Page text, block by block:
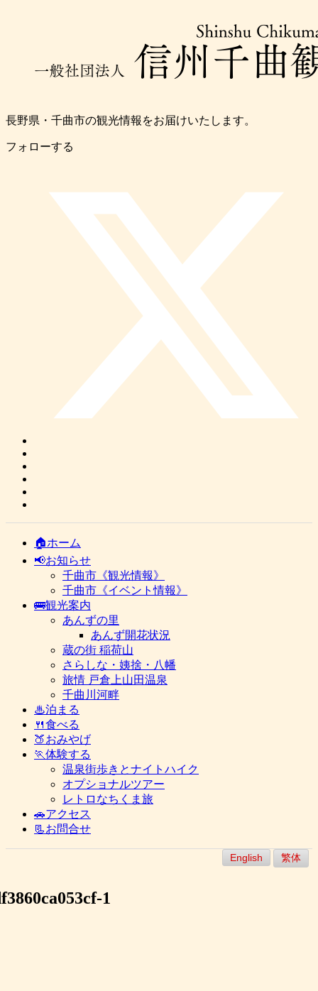
長野県・千曲市の観光情報をお届けいたします。
フォローする
🏠ホーム
📢お知らせ
千曲市《観光情報》
千曲市《イベント情報》
🚌観光案内
あんずの里
あんず開花状況
蔵の街 稲荷山
さらしな・姨捨・八幡
旅情 戸倉上山田温泉
千曲川河畔
♨泊まる
🍴食べる
🍑おみやげ
🏃体験する
温泉街歩きとナイトハイク
オプショナルツアー
レトロなちくま旅
🚗アクセス
📃お問合せ
English 繁体
1